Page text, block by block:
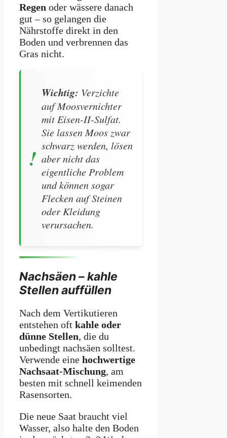
Regen oder wässere danach
gut – so gelangen die
Nährstoffe direkt in den
Boden und verbrennen das
Gras nicht.
Wichtig: Verzichte
auf Moosvernichter
mit Eisen-II-Sulfat.
Sie lassen Moos zwar
schwarz werden, lösen
aber nicht das
eigentliche Problem
und können sogar
Flecken auf Steinen
oder Kleidung
verursachen.
Nachsäen – kahle
Stellen auffüllen
Nach dem Vertikutieren
entstehen oft kahle oder
dünne Stellen, die du
unbedingt nachsäen solltest.
Verwende eine hochwertige
Nachsaat-Mischung, am
besten mit schnell keimenden
Rasensorten.
Die neue Saat braucht viel
Wasser, also halte den Boden